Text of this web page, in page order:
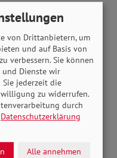
was SoVD-
Festansprache
und Teilhabe
zuletzt durch
dass es beim
gibt.
von Drittanbietern, um
und auf Basis von
verbessern. Sie können
und Dienste wir
jederzeit die
zu widerrufen.
durch
Datenschutzerklärung
Alle annehmen